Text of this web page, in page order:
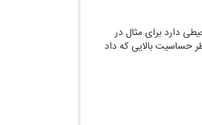
دارد برای مثال در
حساسیت بالایی که داد